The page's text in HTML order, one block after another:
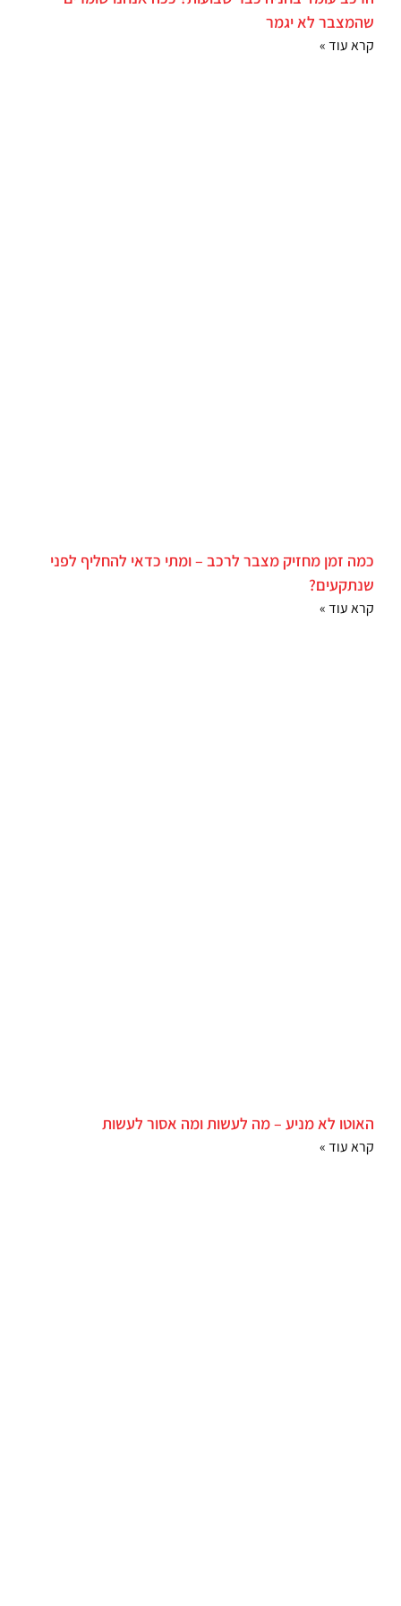
שהמצבר לא יגמר
קרא עוד »
כמה זמן מחזיק מצבר לרכב – ומתי כדאי להחליף לפני
שנתקעים?
קרא עוד »
האוטו לא מניע – מה לעשות ומה אסור לעשות
קרא עוד »